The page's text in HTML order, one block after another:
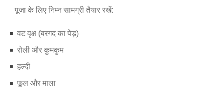
पूजा के लिए निम्न सामग्री तैयार रखें:
वट वृक्ष (बरगद का पेड़)
रोली और कुमकुम
हल्दी
फूल और माला